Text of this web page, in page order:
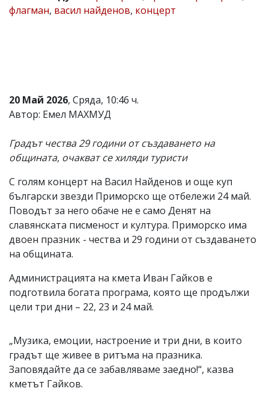
Коментарите
редакцията
не
носи
за
тях!
Ако
обиден
за
вас
коментар,
моля
сигнализирайте
ни!
флагман, васил найденов, концерт
20 Май 2026, Сряда, 10:46 ч.
Автор: Емел МАХМУД
Градът чества 29 години от създаването на
общината, очакват се хиляди туристи
С голям концерт на Васил Найденов и още куп
български звезди Приморско ще отбележи 24 май.
Поводът за него обаче не е само Денят на
славянската писменост и култура. Приморско има
двоен празник - чества и 29 години от създаването
на общината.
Администрацията на кмета Иван Гайков е
подготвила богата програма, която ще продължи
цели три дни – 22, 23 и 24 май.
„Музика, емоции, настроение и три дни, в които
градът ще живее в ритъма на празника.
Заповядайте да се забавляваме заедно!“, казва
кметът Гайков.